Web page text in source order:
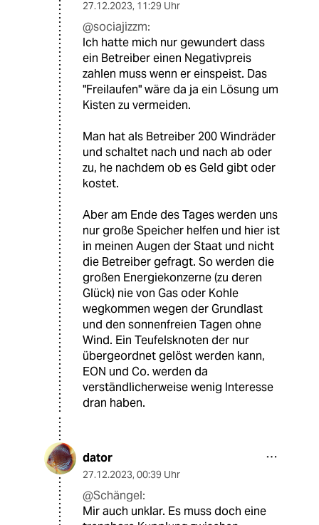
27.12.2023, 11:29 Uhr
@sociajizzm:
Ich hatte mich nur gewundert dass
ein Betreiber einen Negativpreis
zahlen muss wenn er einspeist. Das
"Freilaufen" wäre da ja ein Lösung um
Kisten zu vermeiden.
Man hat als Betreiber 200 Windräder
und schaltet nach und nach ab oder
zu, he nachdem ob es Geld gibt oder
kostet.
Aber am Ende des Tages werden uns
nur große Speicher helfen und hier ist
in meinen Augen der Staat und nicht
die Betreiber gefragt. So werden die
großen Energiekonzerne (zu deren
Glück) nie von Gas oder Kohle
wegkommen wegen der Grundlast
und den sonnenfreien Tagen ohne
Wind. Ein Teufelsknoten der nur
übergeordnet gelöst werden kann,
EON und Co. werden da
verständlicherweise wenig Interesse
dran haben.
dator
27.12.2023, 00:39 Uhr
@Schängel:
Mir auch unklar. Es muss doch eine